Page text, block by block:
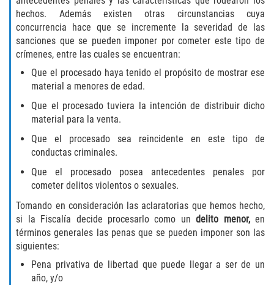
Agresión Sexual
Delitos Violentos
Aumento de Sentencia para Pandillas
Disuadir a un Testigo
Intento de Asesinato
Homicidio
Homicidio Involuntario
hechos. Además existen otras circunstancias cuya
concurrencia hace que se incremente la severidad de las
sanciones que se pueden imponer por cometer este tipo de
crímenes, entre las cuales se encuentran:
Que el procesado haya tenido el propósito de mostrar ese
material a menores de edad.
Que el procesado tuviera la intención de distribuir dicho
material para la venta.
Que el procesado sea reincidente en este tipo de
conductas criminales.
Que el procesado posea antecedentes penales por
cometer delitos violentos o sexuales.
Tomando en consideración las aclaratorias que hemos hecho,
si la Fiscalía decide procesarlo como undelito menor,en
términos generales las penas que se pueden imponer son las
siguientes:
Pena privativa de libertad que puede llegar a ser de un
año, y/o